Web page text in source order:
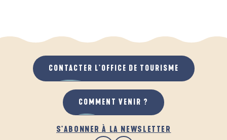
QUAND IL PLEUT
AU GRAND AIR
S'ABONNER À LA NEWSLETTER
CONTACTER L'OFFICE DE TOURISME
COMMENT VENIR ?